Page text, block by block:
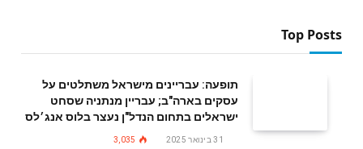
Top Posts
תופעה: עבריינים מישראל משתלטים על
עסקים בארה"ב; עבריין מנתניה שסחט
ישראלים בתחום הנדל"ן נעצר בלוס אנג׳לס
31 בינואר 2025 3,035